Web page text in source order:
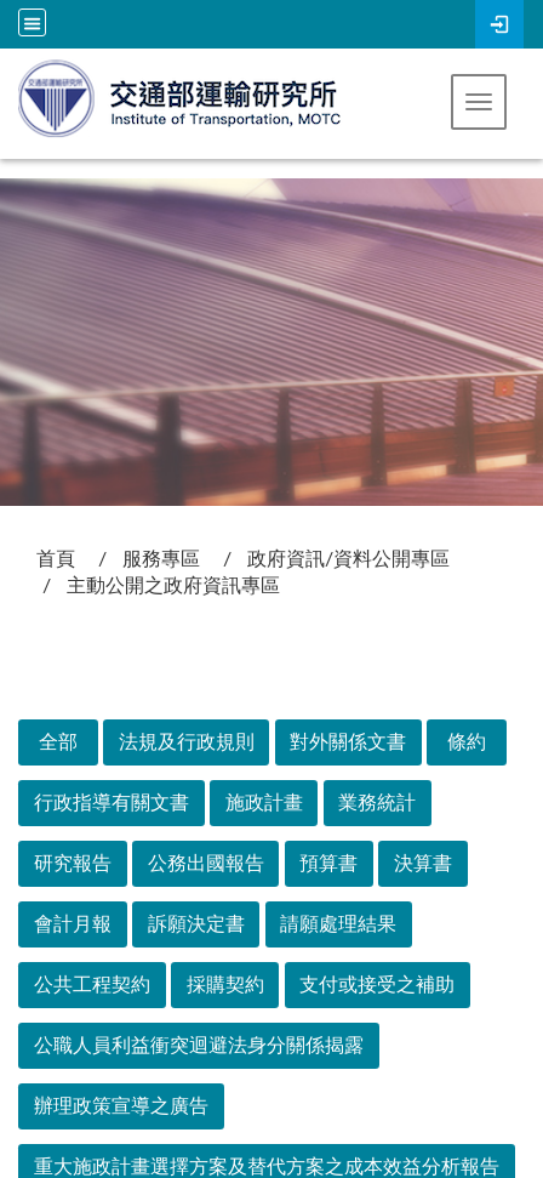
跳到主要內容
Toggle
首頁 服務專區
政府資訊/資料公開專區
主動公開之政府資訊專區
全部 法規及行政規則 對外關係文書 條約
行政指導有關文書 施政計畫 業務統計
研究報告 公務出國報告 預算書 決算書
會計月報 訴願決定書 請願處理結果
公共工程契約 採購契約 支付或接受之補助
公職人員利益衝突迴避法身分關係揭露
辦理政策宣導之廣告
重大施政計畫選擇方案及替代方案之成本效益分析報告